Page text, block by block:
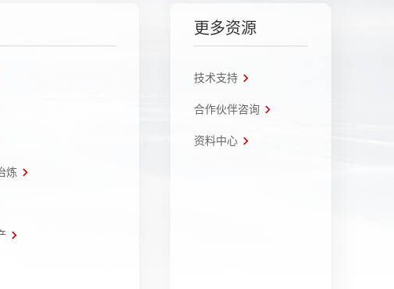
炼
更多资源
技术支持
合作伙伴咨询
资料中心